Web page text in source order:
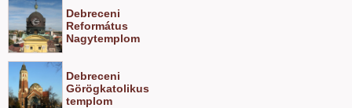
Debreceni
Református
Nagytemplom
Debreceni
Görögkatolikus
templom